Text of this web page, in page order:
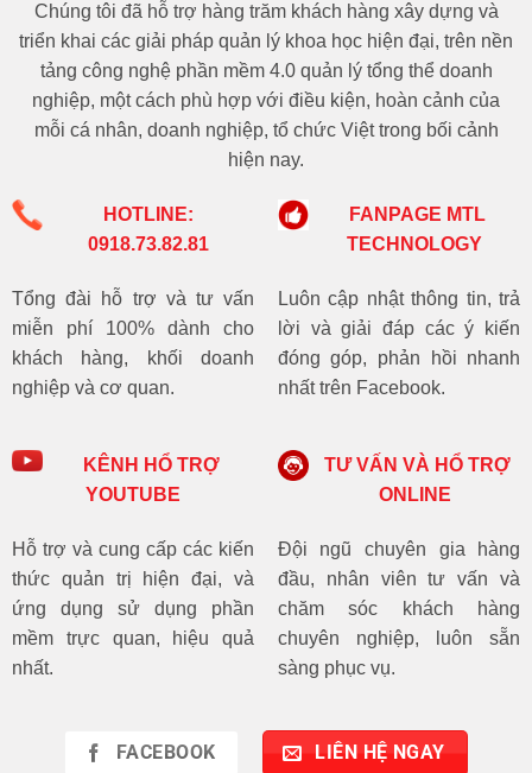
Chúng tôi đã hỗ trợ hàng trăm khách hàng xây dựng và
triển khai các giải pháp quản lý khoa học hiện đại, trên nền
tảng công nghệ phần mềm 4.0 quản lý tổng thể doanh
nghiệp, một cách phù hợp với điều kiện, hoàn cảnh của
mỗi cá nhân, doanh nghiệp, tổ chức Việt trong bối cảnh
hiện nay.
HOTLINE:
0918.73.82.81
Tổng đài hỗ trợ và tư vấn
miễn phí 100% dành cho
khách hàng, khối doanh
nghiệp và cơ quan.
FANPAGE MTL
TECHNOLOGY
Luôn cập nhật thông tin, trả
lời và giải đáp các ý kiến
đóng góp, phản hồi nhanh
nhất trên Facebook.
KÊNH HỔ TRỢ
YOUTUBE
Hỗ trợ và cung cấp các kiến
thức quản trị hiện đại, và
ứng dụng sử dụng phần
mềm trực quan, hiệu quả
nhất.
TƯ VẤN VÀ HỔ TRỢ
ONLINE
Đội ngũ chuyên gia hàng
đầu, nhân viên tư vấn và
chăm sóc khách hàng
chuyên nghiệp, luôn sẵn
sàng phục vụ.
FACEBOOK LIÊN HỆ NGAY